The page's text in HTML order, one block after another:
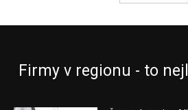
Firmy v regionu - to